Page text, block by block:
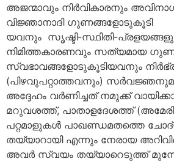
അജന്മാവും നിര്‍വികാരനും
വിജ്ഞാനാദി ഗുണങ്ങളോടുകൂടി
യവനും സൃഷ്ടി-സ്ഥിതി-
നിമിത്തകാരണവും സത്യമായ
സ്വഭാവങ്ങളോടുകൂടിയവനും
(പിഴവുപറ്റാത്തവനും)
അദ്ദേഹം വര്‍ണിച്ചത് നമുക്ക്
മറുവശത്ത്, പാതാളദേശത്ത്
പറ്റമാളുകള്‍ പാഖണ്ഡമതത്തെ
തയ്യാറായി എന്നും നേരായ
അവര്‍ സ്വയം തയ്യാറെടുത്ത്